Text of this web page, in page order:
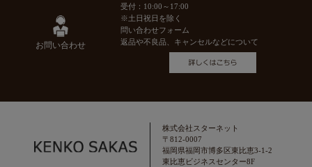
お問い合わせ
受付：10:00～17:00
※土日祝日を除く
問い合わせフォーム
返品や不良品、キャンセルなどについて
株式会社スターネット
〒812-0007
福岡県福岡市博多区東比恵3-1-2
東比恵ビジネスセンター8F